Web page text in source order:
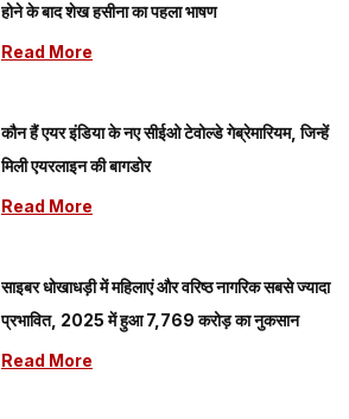
होने के बाद शेख हसीना का पहला भाषण
Read More
कौन हैं एयर इंडिया के नए सीईओ टेवोल्डे गेब्रेमारियम, जिन्हें
मिली एयरलाइन की बागडोर
Read More
साइबर धोखाधड़ी में महिलाएं और वरिष्ठ नागरिक सबसे ज्यादा
प्रभावित, 2025 में हुआ 7,769 करोड़ का नुकसान
Read More